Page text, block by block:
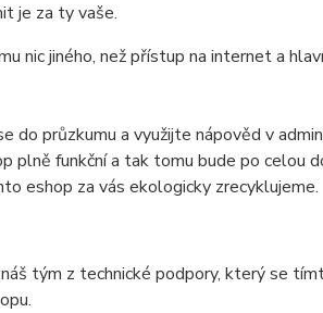
je za ty vaše.
nic jiného, než přístup na internet a
do průzkumu a využijte nápověd v
plně funkční a tak tomu bude po celou
eshop za vás ekologicky zrecyklujeme.
tým z technické podpory, který se